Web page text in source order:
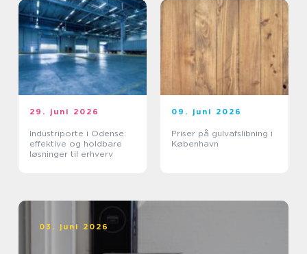
29. juni 2026
Industriporte i Odense:
effektive og holdbare
løsninger til erhverv
09. juni 2026
Priser på gulvafslibning i
København
03. juni 2026